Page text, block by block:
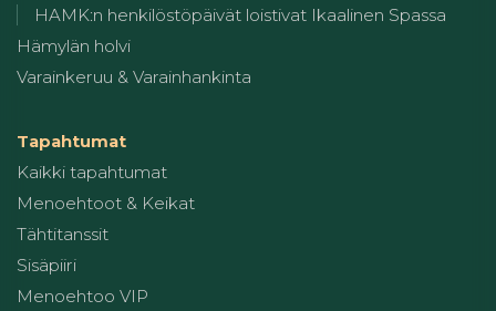
HAMK:n henkilöstöpäivät loistivat Ikaalinen Spassa
Hämylän holvi
Varainkeruu & Varainhankinta
Tapahtumat
Kaikki tapahtumat
Menoehtoot & Keikat
Tähtitanssit
Sisäpiiri
Menoehtoo VIP